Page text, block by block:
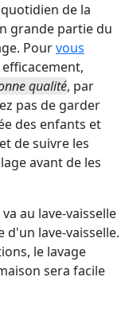
de la
grande partie du
Pourvous
qualité, par
pas de garder
des enfants et
de suivre les
avant de les
au lave-vaisselle
d'un lave-vaisselle.
le lavage
sera facile